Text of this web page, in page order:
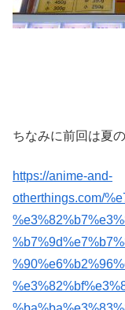
ちなみに前回は夏
https://anime-and-
otherthings.com/